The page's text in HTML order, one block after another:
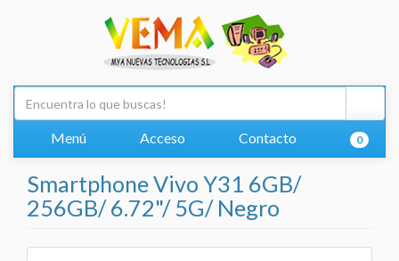
Menú Acceso Contacto 0
Smartphone Vivo Y31 6GB/
256GB/ 6.72"/ 5G/ Negro